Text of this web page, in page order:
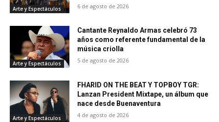
Arte y Espectáculos 6 de agosto de 2026
Arte y Espectáculos
Cantante Reynaldo Armas celebró 73
años como referente fundamental de la
música criolla
5 de agosto de 2026
Arte y Espectáculos
FHARID ON THE BEAT Y TOPBOY TGR:
Lanzan President Mixtape, un álbum que
nace desde Buenaventura
4 de agosto de 2026